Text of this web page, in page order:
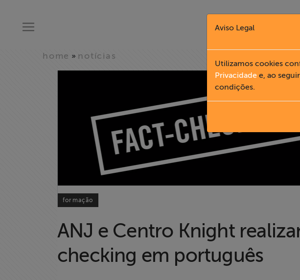
home » notícias
formação
ANJ e Centro Knight
checking em português
Aviso Legal
Utilizamos cookies
Privacidade e, ao
condições.